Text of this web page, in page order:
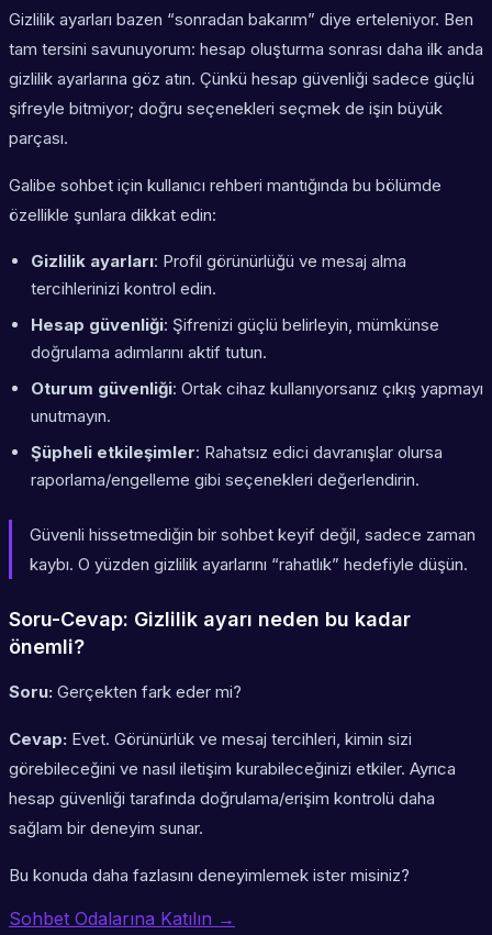
Gizlilik ayarları bazen “sonradan bakarım” diye erteleniyor. Ben
tam tersini savunuyorum: hesap oluşturma sonrası daha ilk anda
gizlilik ayarlarına göz atın. Çünkü hesap güvenliği sadece güçlü
şifreyle bitmiyor; doğru seçenekleri seçmek de işin büyük
parçası.
Galibe sohbet için kullanıcı rehberi mantığında bu bölümde
özellikle şunlara dikkat edin:
Gizlilik ayarları: Profil görünürlüğü ve mesaj alma
tercihlerinizi kontrol edin.
Hesap güvenliği: Şifrenizi güçlü belirleyin, mümkünse
doğrulama adımlarını aktif tutun.
Oturum güvenliği: Ortak cihaz kullanıyorsanız çıkış yapmayı
unutmayın.
Şüpheli etkileşimler: Rahatsız edici davranışlar olursa
raporlama/engelleme gibi seçenekleri değerlendirin.
Güvenli hissetmediğin bir sohbet keyif değil, sadece zaman
kaybı. O yüzden gizlilik ayarlarını “rahatlık” hedefiyle düşün.
Soru-Cevap: Gizlilik ayarı neden bu kadar
önemli?
Soru: Gerçekten fark eder mi?
Cevap: Evet. Görünürlük ve mesaj tercihleri, kimin sizi
görebileceğini ve nasıl iletişim kurabileceğinizi etkiler. Ayrıca
hesap güvenliği tarafında doğrulama/erişim kontrolü daha
sağlam bir deneyim sunar.
Bu konuda daha fazlasını deneyimlemek ister misiniz?
Sohbet Odalarına Katılın →